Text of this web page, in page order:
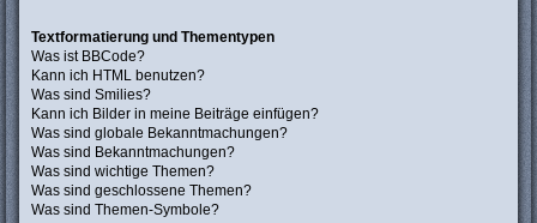
Textformatierung und Thementypen
Was ist BBCode?
Kann ich HTML benutzen?
Was sind Smilies?
Kann ich Bilder in meine Beiträge einfügen?
Was sind globale Bekanntmachungen?
Was sind Bekanntmachungen?
Was sind wichtige Themen?
Was sind geschlossene Themen?
Was sind Themen-Symbole?